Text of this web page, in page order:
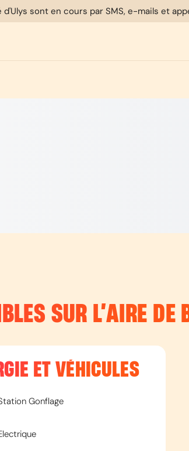
sont en cours par SMS, e-mails et
SUR L’AIRE DE
ET VÉHICULES
Gonflage